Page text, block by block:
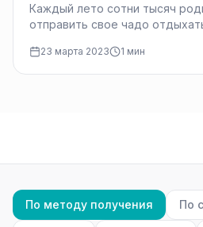
Каждый лето сотни тысяч
отправить свое чадо
23 марта 2023 1 мин
По методу получения По